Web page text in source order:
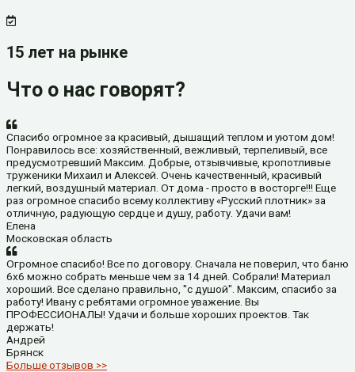
15 лет на рынке
Что о нас говорят?
Спасибо огромное за красивый, дышащий теплом и уютом дом!
Понравилось все: хозяйственный, вежливый, терпеливый, все
предусмотревший Максим. Добрые, отзывчивые, кропотливые
труженики Михаил и Алексей. Очень качественный, красивый
легкий, воздушный материал. От дома - просто в восторге!!! Еще
раз огромное спасибо всему коллективу «Русский плотник» за
отличную, радующую сердце и душу, работу. Удачи вам!
Елена
Московская область
Огромное спасибо! Все по договору. Сначала не поверил, что баню
6х6 можно собрать меньше чем за 14 дней. Собрали! Материал
хороший. Все сделано правильно, "с душой". Максим, спасибо за
работу! Ивану с ребятами огромное уважение. Вы
ПРОФЕССИОНАЛЫ! Удачи и больше хороших проектов. Так
держать!
Андрей
Брянск
Больше отзывов >>